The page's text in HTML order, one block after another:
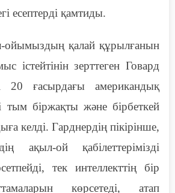
есептерді қамтиды.
ойымыздың қалай құрылғанын
істейтінін зерттеген Говард
20 ғасырдағы американдық
тым біржақты және бірбеткей
келді. Гарднердің пікірінше,
ақыл-ой қабілеттерімізді
тек интеллекттің бір
көрсетеді, атап